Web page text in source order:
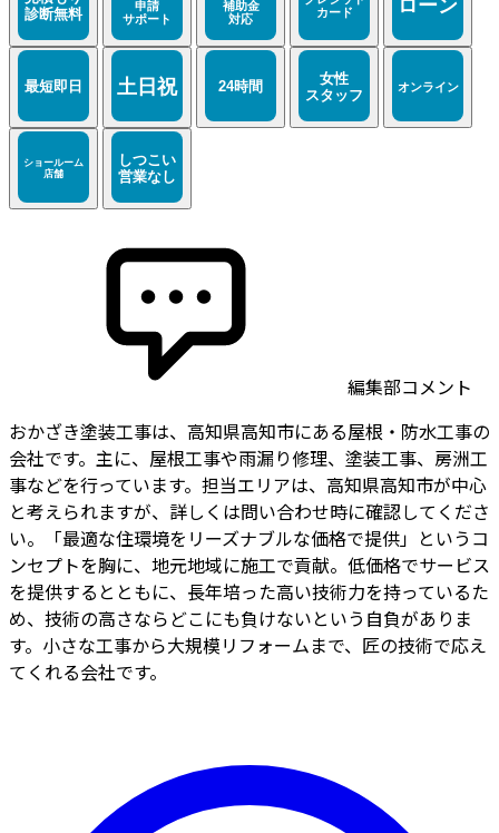
編集部コメント
おかざき塗装工事は、高知県高知市にある屋根・防水工事の
会社です。主に、屋根工事や雨漏り修理、塗装工事、房洲工
事などを行っています。担当エリアは、高知県高知市が中心
と考えられますが、詳しくは問い合わせ時に確認してくださ
い。「最適な住環境をリーズナブルな価格で提供」というコ
ンセプトを胸に、地元地域に施工で貢献。低価格でサービス
を提供するとともに、長年培った高い技術力を持っているた
め、技術の高さならどこにも負けないという自負がありま
す。小さな工事から大規模リフォームまで、匠の技術で応え
てくれる会社です。